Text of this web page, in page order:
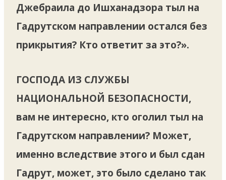
Джебраила до Ишханадзора тыл на
Гадрутском направлении остался без
прикрытия? Кто ответит за это?».
ГОСПОДА ИЗ СЛУЖБЫ
НАЦИОНАЛЬНОЙ БЕЗОПАСНОСТИ,
вам не интересно, кто оголил тыл на
Гадрутском направлении? Может,
именно вследствие этого и был сдан
Гадрут, может, это было сделано так